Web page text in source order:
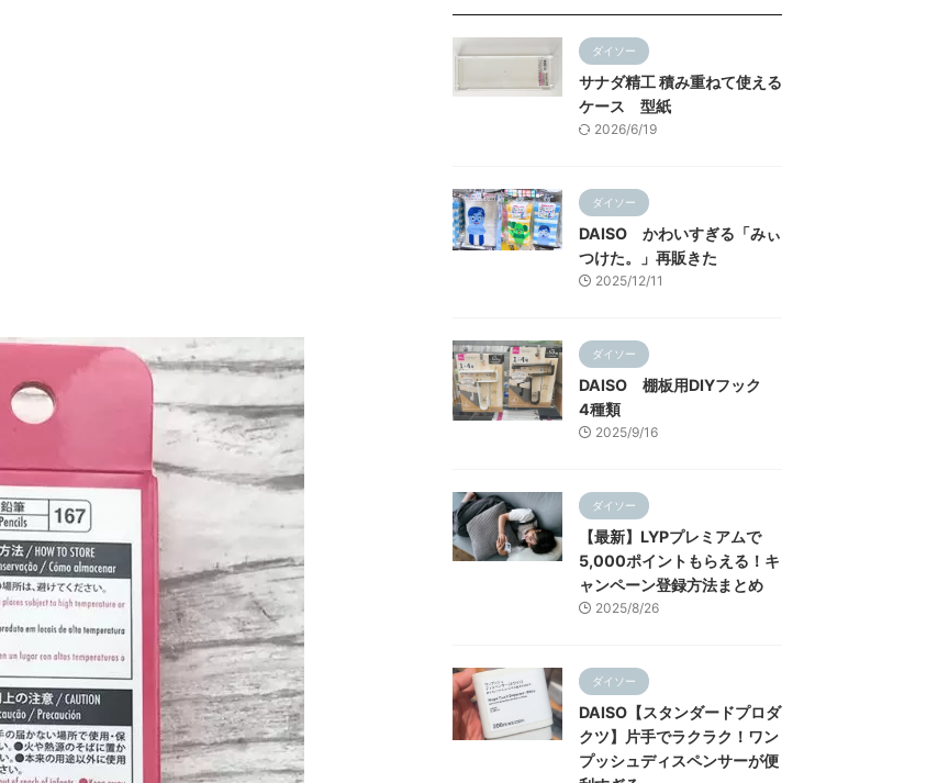
ダイソー
サナダ精工 積み重ねて使える
ケース 型紙
2026/6/19
ダイソー
DAISO かわいすぎる「みぃ
つけた。」再販きた
2025/12/11
ダイソー
DAISO 棚板用DIYフック
4種類
2025/9/16
ダイソー
【最新】LYPプレミアムで
5,000ポイントもらえる！キ
ャンペーン登録方法まとめ
2025/8/26
ダイソー
DAISO【スタンダードプロダ
クツ】片手でラクラク！ワン
プッシュディスペンサーが便